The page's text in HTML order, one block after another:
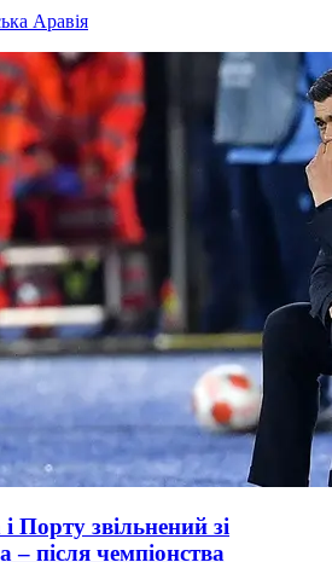
Аравія
Порту звільнений зі
– після чемпіонства